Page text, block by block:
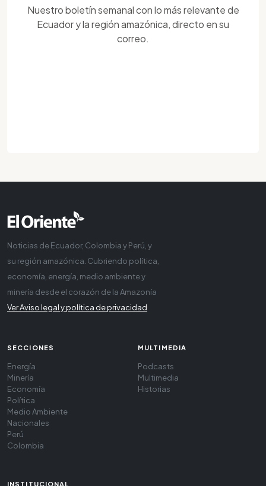
Nuestro boletín semanal con lo más relevante de
Ecuador y la región amazónica, directo en su
correo.
Noticias de Ecuador, Colombia y Perú, y
su región amazónica. Cubriendo política,
economía, energía, medio ambiente y
minería desde el corazón de la Amazonía
Ver Aviso legal y política de privacidad
SECCIONES
Energía
Minería
Economía
Política
Medio Ambiente
Nacionales
Perú
Colombia
MULTIMEDIA
Podcasts
Multimedia
Historias
INSTITUCIONAL